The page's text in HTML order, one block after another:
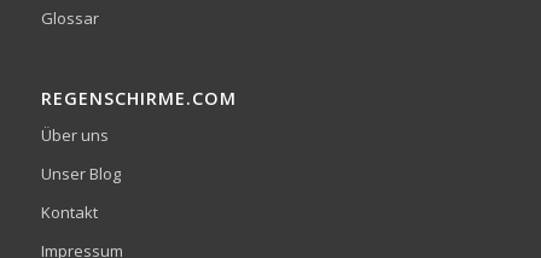
Glossar
REGENSCHIRME.COM
Über uns
Unser Blog
Kontakt
Impressum